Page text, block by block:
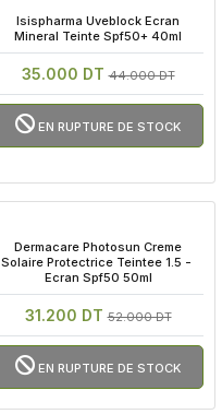
Isispharma Uveblock Ecran
Mineral Teinte Spf50+ 40ml
35.000 DT44.000 DT
EN RUPTURE DE STOCK
Dermacare Photosun Creme
Solaire Protectrice Teintee 1.5 -
Ecran Spf50 50ml
31.200 DT52.000 DT
EN RUPTURE DE STOCK